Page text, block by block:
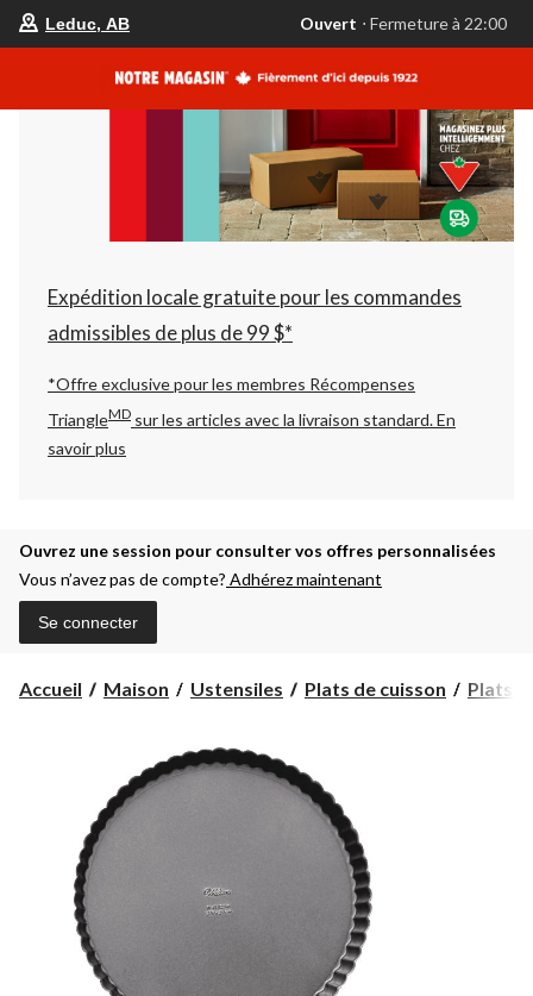
votre
est
AB,
Ouvert,
Fermeture
à
22:00
changer
Leduc, AB Ouvert ⋅ Fermeture à 22:00
Expédition locale gratuite pour les commandes
admissibles de plus de 99 $*
*Offre exclusive pour les membres Récompenses
TriangleMD sur les articles avec la livraison standard.En
savoir plus
Ouvrez une session pour consulter vos offres personnalisées
Vous n’avez pas de compte? Adhérez maintenant
Se connecter
Accueil Maison Ustensiles Plats de cuisson Plats